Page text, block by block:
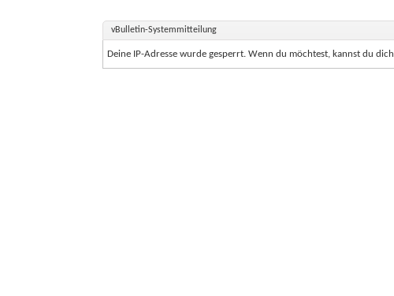
vBulletin-Systemmitteilung
Deine IP-Adresse wurde gesperrt. Wenn du möchtest, kannst du dich